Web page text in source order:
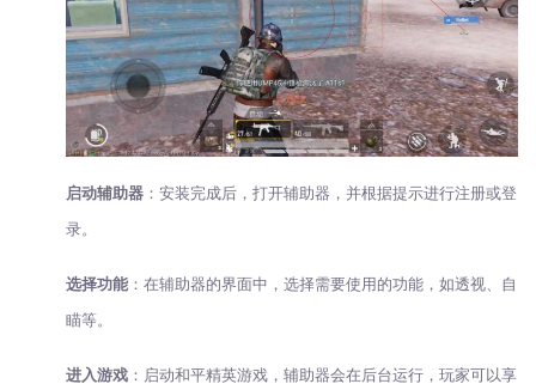
启动辅助器 ：安装完成后，打开辅助器，并根据提示进行注册或登
录。
选择功能 ：在辅助器的界面中，选择需要使用的功能，如透视、自
瞄等。
进入游戏 ：启动和平精英游戏，辅助器会在后台运行，玩家可以享